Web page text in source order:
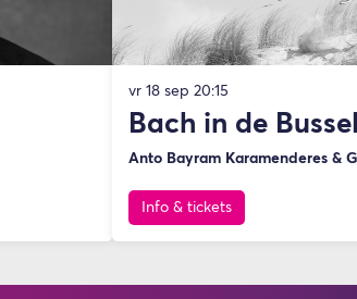
Bach in de Bussel
Anto Bayram Karamenderes &
vr 18 sep 20:15
Info & tickets